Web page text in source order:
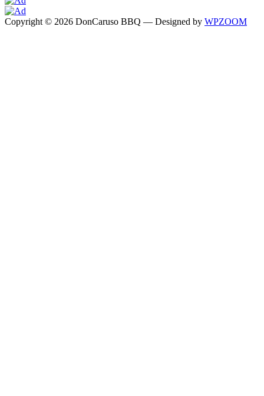
Copyright © 2026 DonCaruso BBQ — Designed by WPZOOM